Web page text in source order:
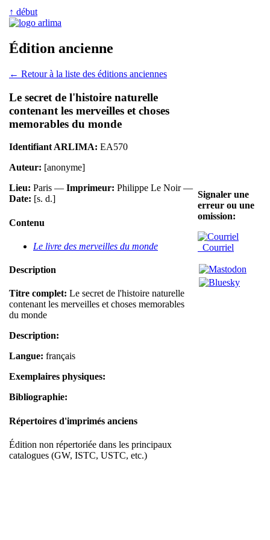
↑ début
Édition ancienne
← Retour à la liste des éditions anciennes
Le secret de l'histoire naturelle
contenant les merveilles et choses
memorables du monde
Identifiant ARLIMA: EA570
Auteur: [anonyme]
Lieu: Paris — Imprimeur: Philippe Le Noir —
Date: [s. d.]
Contenu
Le livre des merveilles du monde
Description
Titre complet: Le secret de l'histoire naturelle
contenant les merveilles et choses memorables
du monde
Description:
Langue: français
Exemplaires physiques:
Bibliographie:
Répertoires d'imprimés anciens
Édition non répertoriée dans les principaux
catalogues (GW, ISTC, USTC, etc.)
Signaler une
erreur ou une
omission:
Courriel